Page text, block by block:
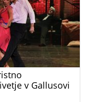
v Gallusovi